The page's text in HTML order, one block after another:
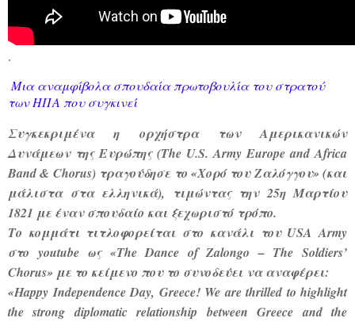
.
Μια αναμφίβολα σπουδαία πρωτοβουλία του στρατού
των ΗΠΑ που συγκινεί
Συγκεκριμένα η ορχήστρα των Αμερικανικών
Δυνάμεων της Ευρώπης (The U.S. Army Europe and Africa
Band & Chorus) τραγούδησε το «Χορό του Ζαλόγγου» (και
μάλιστα στα ελληνικά), τιμώντας την 25η Μαρτίου
1821 με έναν σπουδαίο και ξεχωριστό τρόπο.
Το κομμάτι τιτλοφορείται στο κανάλι του USA Army
στο youtube ως «The Dance ofZalongo – The Soldiers’
Chorus» με το κείμενο που το συνοδεύει να αναφέρει:
«Happy Independence Day, Greece! We are thrilled to highlight
the strong diplomatic relationship between Greece and the